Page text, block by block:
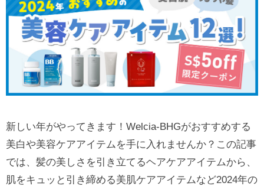
新しい年がやってきます！Welcia-BHGがおすすめする
美白や美容ケアアイテムを手に入れませんか？この記事
では、髪の美しさを引き立てるヘアケアアイテムから、
肌をキュッと引き締める美肌ケアアイテムなど2024年の